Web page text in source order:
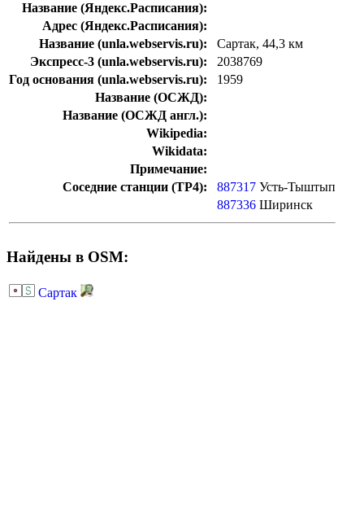
Название (Яндекс.Расписания):
Адрес (Яндекс.Расписания):
Название (unla.webservis.ru):
Сартак, 44,3 км
Экспресс-3 (unla.webservis.ru):
2038769
Год основания (unla.webservis.ru):
1959
Название (ОСЖД):
Название (ОСЖД англ.):
Wikipedia:
Wikidata:
Примечание:
Соседние станции (ТР4):
887317 Усть-Тыштып
887336 Ширинск
Найдены в OSM:
Сартак